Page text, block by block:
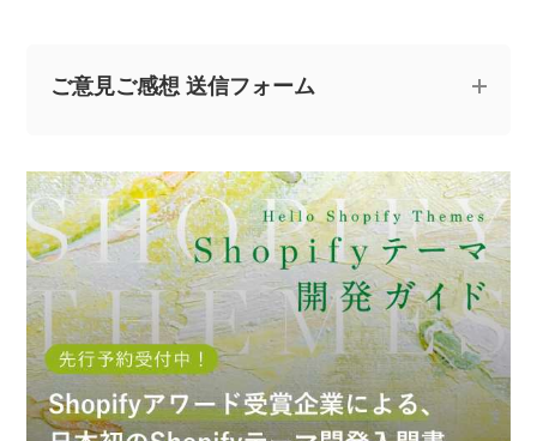
ご意見ご感想 送信フォーム
にお寄せください。
※なお、ご質問については回答できない場合と、当ブログ
の記事にて個人情報を伏せたうえで回答させていただく
場合がございます。あらかじめご了承ください。